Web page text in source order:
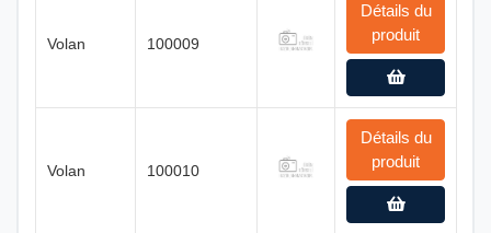
Volan 100009
Détails du
produit
Volan 100010
Détails du
produit